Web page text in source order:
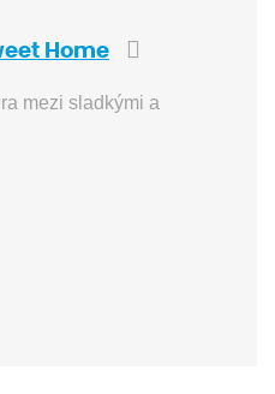
Home
mezi sladkými a